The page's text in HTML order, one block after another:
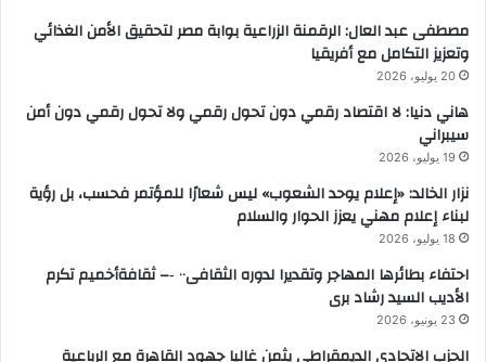
مصطفى عبد العال: الرقمنة الزراعية بوابة مصر لتحقيق الأمن الغذائي
وتعزيز التكامل مع أفريقيا
20 يوليو، 2026
هاني دنيا: لا اقتصاد رقمي دون تحول رقمي ولا تحول رقمي دون أمن
سيبراني
19 يوليو، 2026
نزار الخالد: «إعلام يوحد الشعوب» ليس شعارًا للمؤتمر فحسب، بل رؤية
لبناء إعلام مهني يعزز الحوار والسلام
18 يوليو، 2026
احتفاء بطائرها المهاجر وتقديرا لدوره الثقافى٠٠ ‐– ثقافةأخميم تكرم
الأديب السيد رشاد برى
23 يونيو، 2026